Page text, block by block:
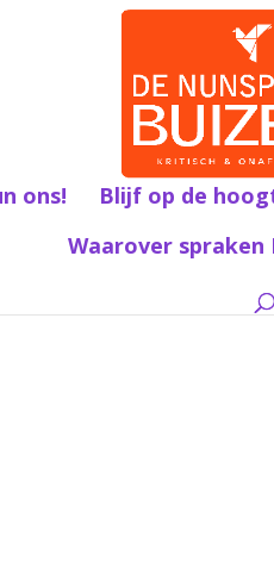
ons! Blijf op de
Waarover spraken